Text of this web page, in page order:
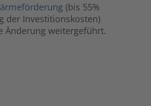
(bis 55%
der Investitionskosten)
Änderung weitergeführt.